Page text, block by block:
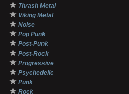
★ Thrash Metal
★ Viking Metal
★ Noise
★ Pop Punk
★ Post-Punk
★ Post-Rock
★ Progressive
★ Psychedelic
★ Punk
★ Rock